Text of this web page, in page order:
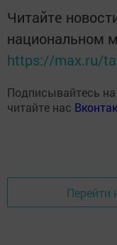
Читайте
национальном
https://max.ru/
Подписывайтесь
читайте нас
Перейти